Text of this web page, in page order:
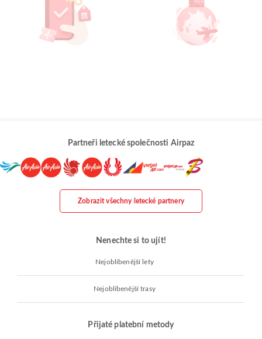
Partneři letecké společnosti Airpaz
Zobrazit všechny letecké partnery
Nenechte si to ujít!
Nejoblíbenější lety
Nejoblíbenější trasy
Přijaté platební metody